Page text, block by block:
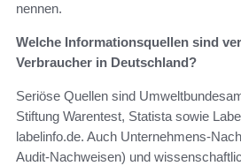
nennen.
Welche Informationsquellen sind
Verbraucher in Deutschland?
Seriöse Quellen sind
Stiftung Warentest, Statista sowie
labelinfo.de. Auch Unternehmens-
Audit-Nachweisen) und